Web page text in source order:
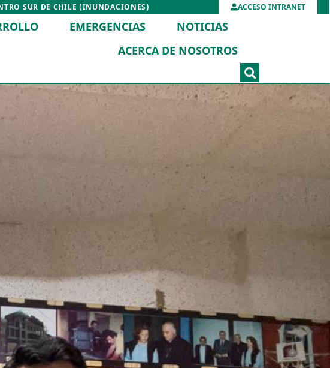
SUR DE CHILE (INUNDACIONES) ACCESO INTRANET
EMERGENCIAS
NOTICIAS
ACERCA DE NOSOTROS